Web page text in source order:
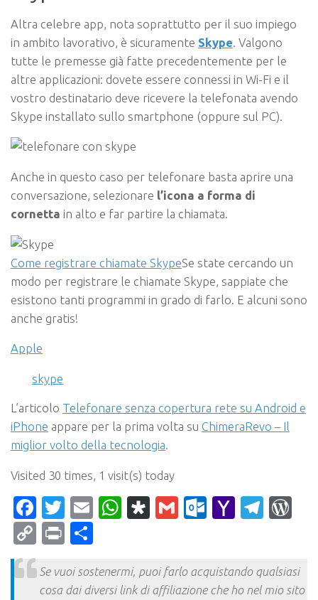
Altra celebre app, nota soprattutto per il suo impiego
in ambito lavorativo, è sicuramente Skype . Valgono
tutte le premesse già fatte precedentemente per le
altre applicazioni: dovete essere connessi in Wi-Fi e il
vostro destinatario deve ricevere la telefonata avendo
Skype installato sullo smartphone (oppure sul PC).
Anche in questo caso per telefonare basta aprire una
conversazione, selezionare l’icona a forma di
cornetta in alto e far partire la chiamata.
Come registrare chiamate SkypeSe state cercando un
modo per registrare le chiamate Skype, sappiate che
esistono tanti programmi in grado di farlo. E alcuni sono
anche gratis!
Apple
skype
L’articolo Telefonare senza copertura rete su Android e
iPhone appare per la prima volta su ChimeraRevo – Il
miglior volto della tecnologia.
Visited 30 times, 1 visit(s) today
Facebook
Twitter
EmailWhatsApp
Diaspora
Gmail Yahoo
CopyPrint
Se vuoi sostenermi, puoi farlo acquistando qualsiasi
cosa dai diversi link di affiliazione che ho nel mio sito